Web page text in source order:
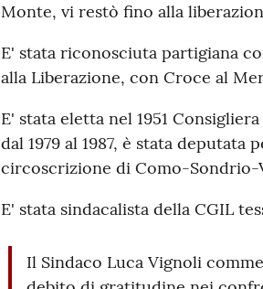
Monte, vi restò fino alla
E' stata riconosciuta partigiana
alla Liberazione, con Croce al
E' stata eletta nel 1951
dal 1979 al 1987, è stata
circoscrizione di Como-Sondrio-
E' stata sindacalista della CGIL
Il Sindaco Luca Vignoli